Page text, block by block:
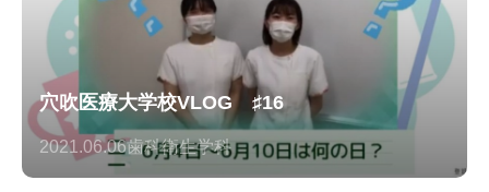
穴吹医療大学校VLOG ♯16
2021.06.06歯科衛生学科